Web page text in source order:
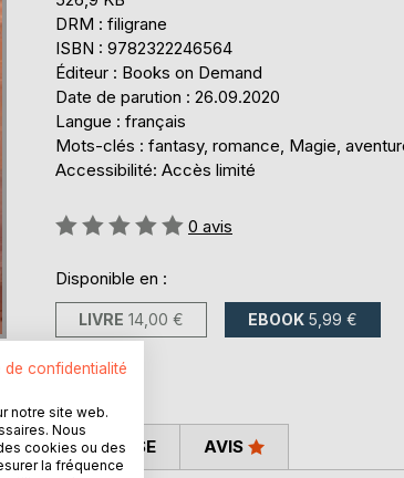
DRM : filigrane
ISBN : 9782322246564
Éditeur : Books on Demand
Date de parution : 26.09.2020
Langue : français
Mots-clés : fantasy, romance, Magie,
Accessibilité: Accès limité
Évaluation:
0 avis
Disponible en :
LIVRE 14,00 € EBOOK 5,99 €
PRESSE AVIS
de confidentialité
notre site web.
Nous
cookies ou des
la fréquence